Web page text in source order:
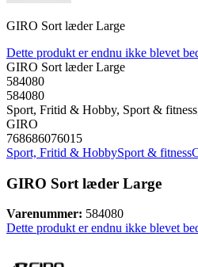
GIRO Sort læder Large
Dette produkt er endnu ikke blevet
GIRO Sort læder Large
584080
584080
Sport, Fritid & Hobby, Sport &
GIRO
768686076015
Sport, Fritid & HobbySport & fitness
GIRO Sort læder Large
Varenummer: 584080
Dette produkt er endnu ikke blevet